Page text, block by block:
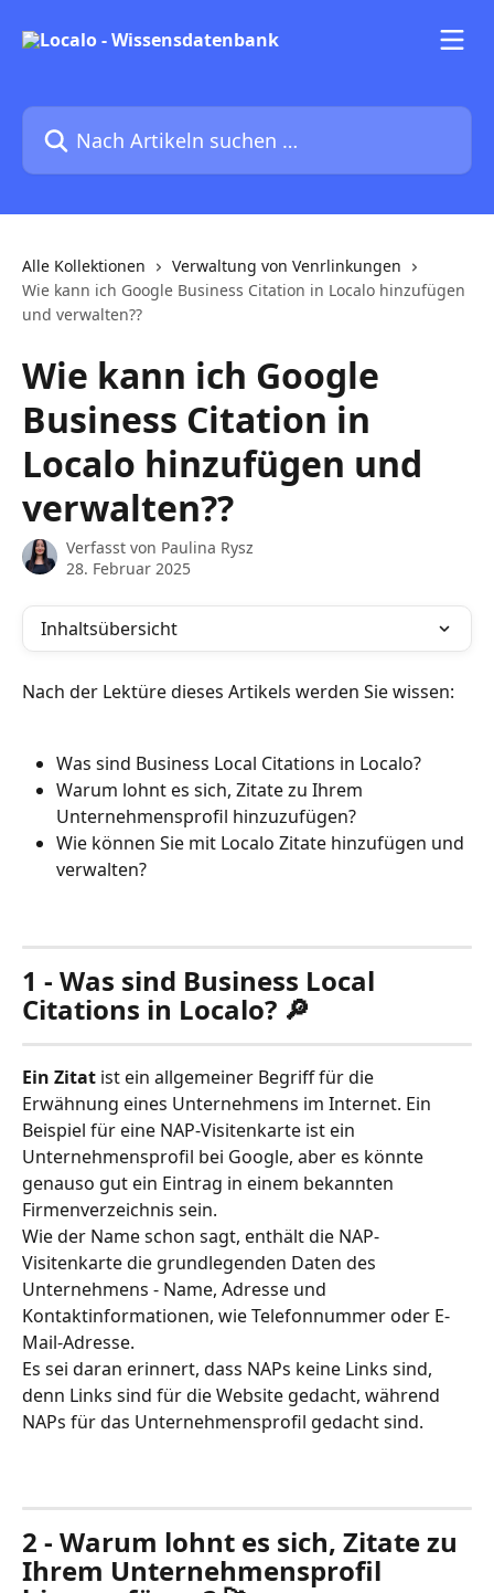
Nach Artikeln suchen …
Alle Kollektionen
Verwaltung von Venrlinkungen
Wie kann ich Google Business Citation in Localo hinzufügen
und verwalten??
Wie kann ich Google
Business Citation in
Localo hinzufügen und
verwalten??
Verfasst von Paulina Rysz
28. Februar 2025
Inhaltsübersicht
Nach der Lektüre dieses Artikels werden Sie wissen:
Was sind Business Local Citations in Localo?
Warum lohnt es sich, Zitate zu Ihrem
Unternehmensprofil hinzuzufügen?
Wie können Sie mit Localo Zitate hinzufügen und
verwalten?
1 - Was sind Business Local
Citations in Localo? 🔎
Ein Zitat ist ein allgemeiner Begriff für die
Erwähnung eines Unternehmens im Internet. Ein
Beispiel für eine NAP-Visitenkarte ist ein
Unternehmensprofil bei Google, aber es könnte
genauso gut ein Eintrag in einem bekannten
Firmenverzeichnis sein.
Wie der Name schon sagt, enthält die NAP-
Visitenkarte die grundlegenden Daten des
Unternehmens - Name, Adresse und
Kontaktinformationen, wie Telefonnummer oder E-
Mail-Adresse.
Es sei daran erinnert, dass NAPs keine Links sind,
denn Links sind für die Website gedacht, während
NAPs für das Unternehmensprofil gedacht sind.
2 - Warum lohnt es sich, Zitate zu
Ihrem Unternehmensprofil